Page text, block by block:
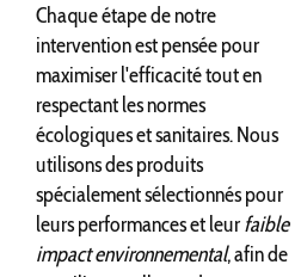
Chaque étape de notre
intervention est pensée pour
maximiser l'efficacité tout en
respectant les normes
écologiques et sanitaires. Nous
utilisons des produits
spécialement sélectionnés pour
leurs performances et leurfaible
impact environnemental, afin de